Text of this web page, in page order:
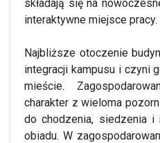
składają się na
interaktywne miejsce pracy.
Najbliższe otoczenie
integracji kampusu i czyni
mieście.
charakter z wieloma
do chodzenia, siedzenia i
obiadu. W